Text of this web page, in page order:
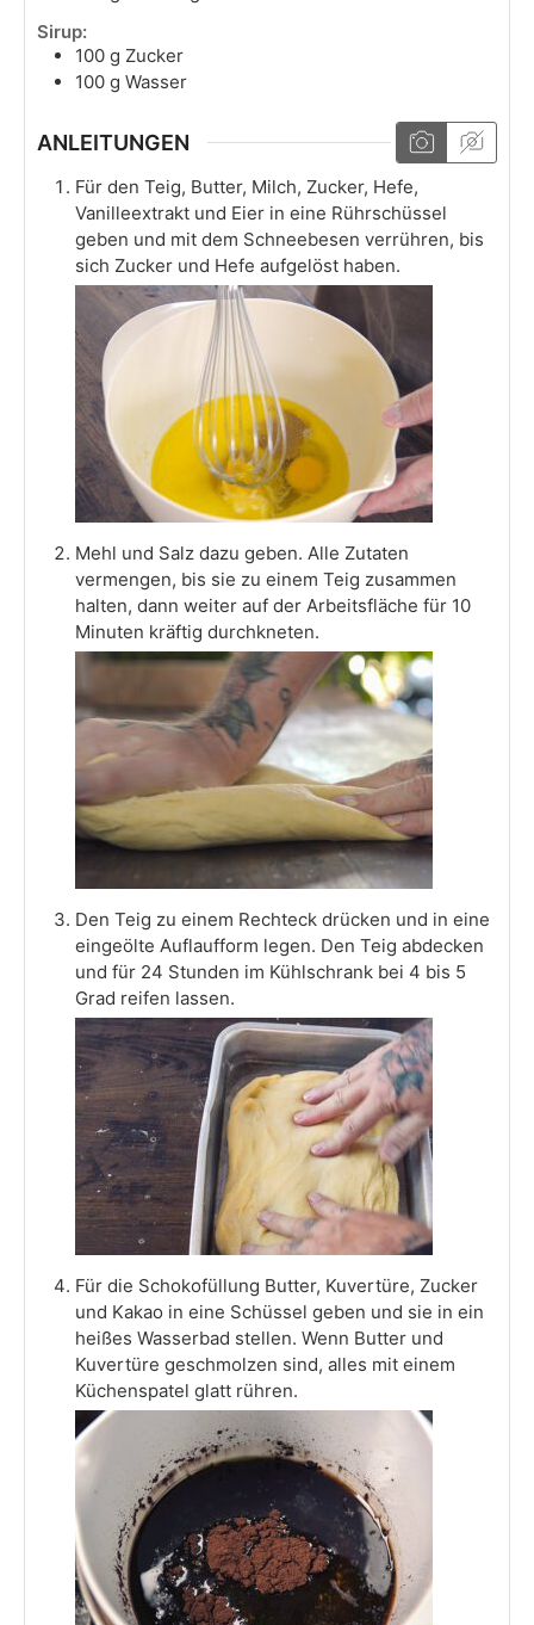
Sirup:
100 g Zucker
100 g Wasser
ANLEITUNGEN
Für den Teig, Butter, Milch, Zucker, Hefe,
Vanilleextrakt und Eier in eine Rührschüssel
geben und mit dem Schneebesen verrühren, bis
sich Zucker und Hefe aufgelöst haben.
Mehl und Salz dazu geben. Alle Zutaten
vermengen, bis sie zu einem Teig zusammen
halten, dann weiter auf der Arbeitsfläche für 10
Minuten kräftig durchkneten.
Den Teig zu einem Rechteck drücken und in eine
eingeölte Auflaufform legen. Den Teig abdecken
und für 24 Stunden im Kühlschrank bei 4 bis 5
Grad reifen lassen.
Für die Schokofüllung Butter, Kuvertüre, Zucker
und Kakao in eine Schüssel geben und sie in ein
heißes Wasserbad stellen. Wenn Butter und
Kuvertüre geschmolzen sind, alles mit einem
Küchenspatel glatt rühren.